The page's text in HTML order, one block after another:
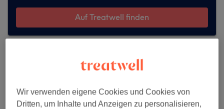
Auf Treatwell finden
Wir verwenden eigene Cookies und Cookies von
Dritten, um Inhalte und Anzeigen zu personalisieren,